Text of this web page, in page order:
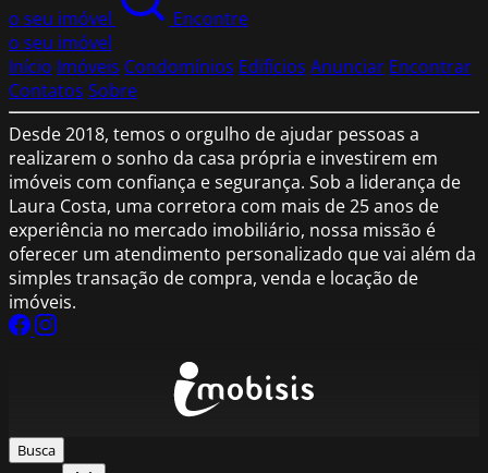
o seu imóvel
Encontre
o seu imóvel
Início Imóveis Condomínios Edifícios Anunciar Encontrar
Contatos Sobre
Desde 2018, temos o orgulho de ajudar pessoas a
realizarem o sonho da casa própria e investirem em
imóveis com confiança e segurança. Sob a liderança de
Laura Costa, uma corretora com mais de 25 anos de
experiência no mercado imobiliário, nossa missão é
oferecer um atendimento personalizado que vai além da
simples transação de compra, venda e locação de
imóveis.
Busca